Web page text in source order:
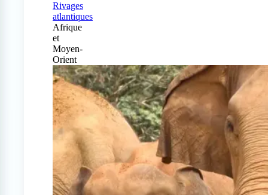
Rivages
atlantiques
Afrique
et
Moyen-
Orient